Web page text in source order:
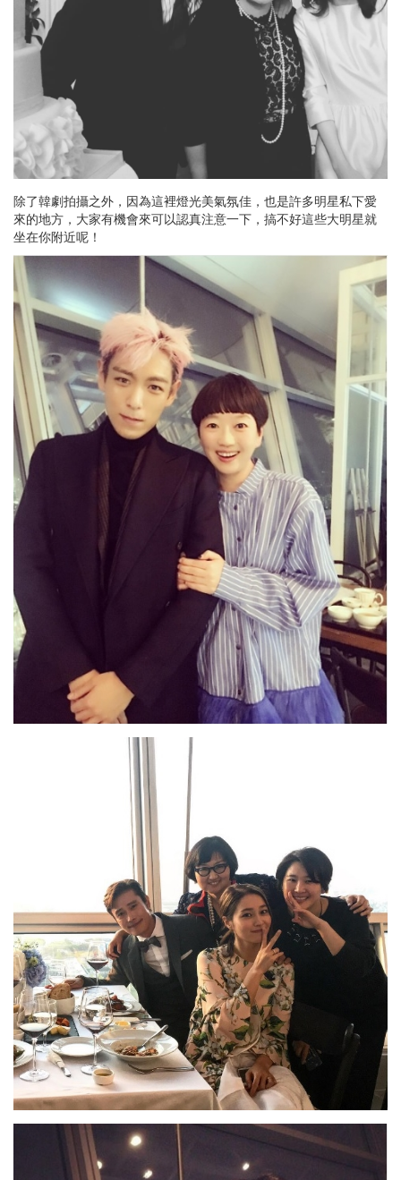
除了韓劇拍攝之外，因為這裡燈光美氣氛佳，也是許多明星私下愛
來的地方，大家有機會來可以認真注意一下，搞不好這些大明星就
坐在你附近呢！